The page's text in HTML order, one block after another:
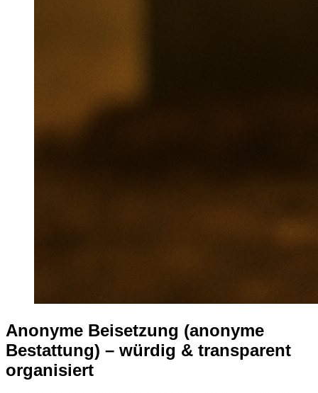
Anonyme Beisetzung (anonyme
Bestattung) – würdig & transparent
organisiert